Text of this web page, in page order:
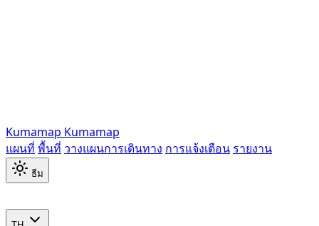
Kumamap Kumamap
แผนที่ พื้นที่ วางแผนการเดินทาง การแจ้งเตือน รายงาน
ธีม